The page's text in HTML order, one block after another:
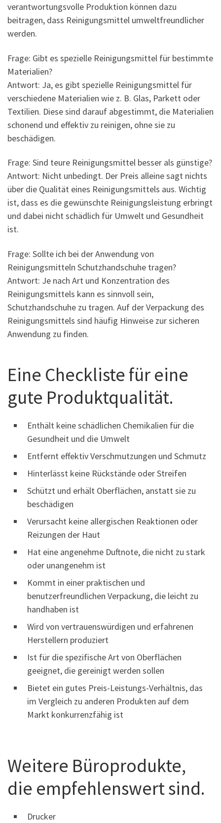
verantwortungsvolle Produktion können dazu
beitragen, dass Reinigungsmittel umweltfreundlicher
werden.
Frage: Gibt es spezielle Reinigungsmittel für bestimmte
Materialien?
Antwort: Ja, es gibt spezielle Reinigungsmittel für
verschiedene Materialien wie z. B. Glas, Parkett oder
Textilien. Diese sind darauf abgestimmt, die Materialien
schonend und effektiv zu reinigen, ohne sie zu
beschädigen.
Frage: Sind teure Reinigungsmittel besser als günstige?
Antwort: Nicht unbedingt. Der Preis alleine sagt nichts
über die Qualität eines Reinigungsmittels aus. Wichtig
ist, dass es die gewünschte Reinigungsleistung erbringt
und dabei nicht schädlich für Umwelt und Gesundheit
ist.
Frage: Sollte ich bei der Anwendung von
Reinigungsmitteln Schutzhandschuhe tragen?
Antwort: Je nach Art und Konzentration des
Reinigungsmittels kann es sinnvoll sein,
Schutzhandschuhe zu tragen. Auf der Verpackung des
Reinigungsmittels sind häufig Hinweise zur sicheren
Anwendung zu finden.
Eine Checkliste für eine
gute Produktqualität.
Enthält keine schädlichen Chemikalien für die
Gesundheit und die Umwelt
Entfernt effektiv Verschmutzungen und Schmutz
Hinterlässt keine Rückstände oder Streifen
Schützt und erhält Oberflächen, anstatt sie zu
beschädigen
Verursacht keine allergischen Reaktionen oder
Reizungen der Haut
Hat eine angenehme Duftnote, die nicht zu stark
oder unangenehm ist
Kommt in einer praktischen und
benutzerfreundlichen Verpackung, die leicht zu
handhaben ist
Wird von vertrauenswürdigen und erfahrenen
Herstellern produziert
Ist für die spezifische Art von Oberflächen
geeignet, die gereinigt werden sollen
Bietet ein gutes Preis-Leistungs-Verhältnis, das
im Vergleich zu anderen Produkten auf dem
Markt konkurrenzfähig ist
Weitere Büroprodukte,
die empfehlenswert sind.
Drucker